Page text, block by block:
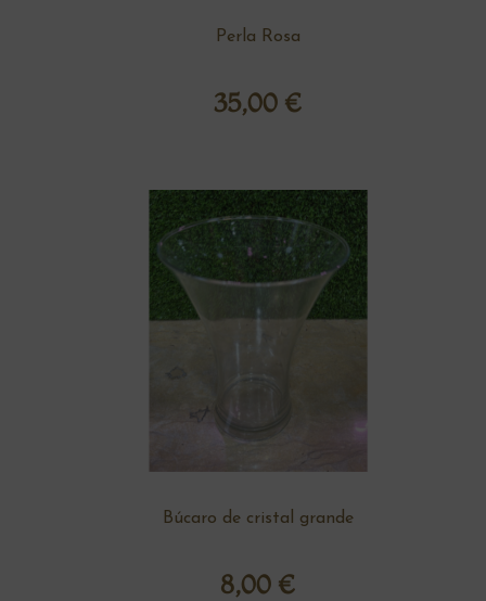
Perla Rosa
35,00 €
Búcaro de cristal grande
8,00 €